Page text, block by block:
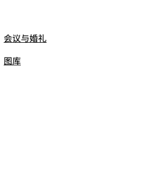
会议与婚礼
图库